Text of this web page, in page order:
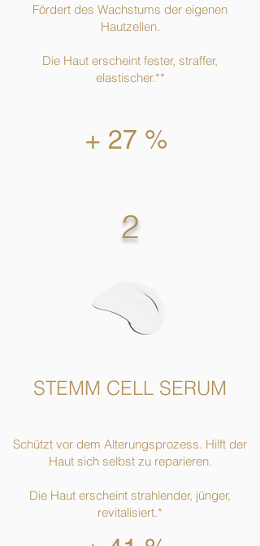
Fördert des Wachstums der eigenen
Hautzellen.
Die Haut erscheint fester, straffer,
elastischer.**
+ 27 %
2
STEMM CELL SERUM
Schützt vor dem Alterungsprozess. Hilft der
Haut sich selbst zu reparieren.
Die Haut erscheint strahlender, jünger,
revitalisiert.*